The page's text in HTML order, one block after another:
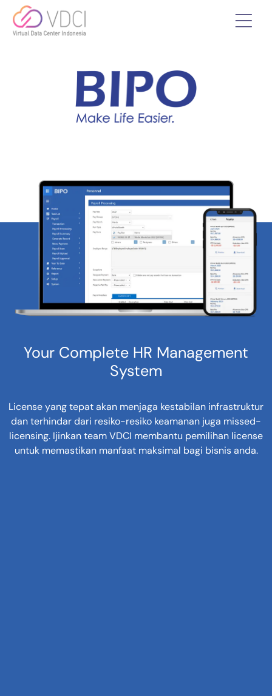
Your Complete HR Management
System
License yang tepat akan menjaga kestabilan infrastruktur
dan terhindar dari resiko-resiko keamanan juga missed-
licensing. Ijinkan team VDCI membantu pemilihan license
untuk memastikan manfaat maksimal bagi bisnis anda.